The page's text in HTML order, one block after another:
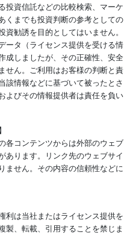
投資信託などの比較検索、マーケ
くまでも投資判断の参考としての
勧誘を目的としてはいません。
ータ（ライセンス提供を受ける情
成しましたが、その正確性、安全
せん。ご利用はお客様の判断と責
該情報などに基づいて被ったとさ
よびその情報提供者は責任を負い
各コンテンツからは外部のウェブ
あります。リンク先のウェブサイ
ません。その内容の信頼性などに
利は当社またはライセンス提供を
製、転載、引用することを禁じま